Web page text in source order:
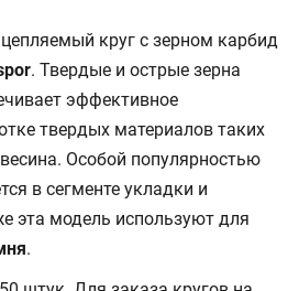
круг с зерном карбид
. Твердые и острые зерна
эффективное
твердых материалов таких
Особой популярностью
в сегменте укладки и
эта модель используют для
.